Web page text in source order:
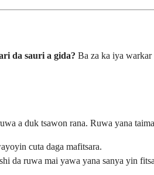
da sauri a gida? Ba za ka iya warkar
a duk tsawon rana. Ruwa yana
cuta daga mafitsara.
da ruwa mai yawa yana sanya yin